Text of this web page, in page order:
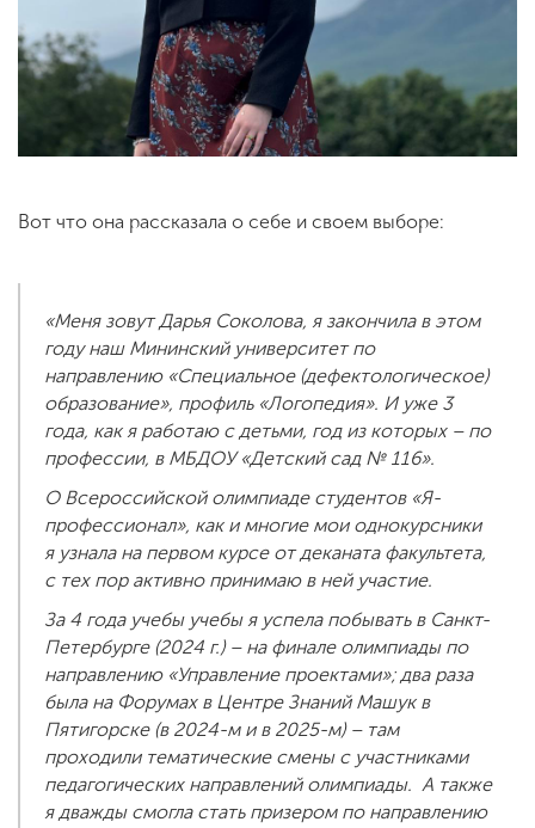
Вот что она рассказала о себе и своем выборе:
«Меня зовут Дарья Соколова, я закончила в этом
году наш Мининский университет по
направлению «Специальное (дефектологическое)
образование», профиль «Логопедия». И уже 3
года, как я работаю с детьми, год из которых – по
профессии, в МБДОУ «Детский сад № 116».
О Всероссийской олимпиаде студентов «Я-
профессионал», как и многие мои однокурсники
я узнала на первом курсе от деканата факультета,
с тех пор активно принимаю в ней участие.
За 4 года учебы учебы я успела побывать в Санкт-
Петербурге (2024 г.) – на финале олимпиады по
направлению «Управление проектами»; два раза
была на Форумах в Центре Знаний Машук в
Пятигорске (в 2024-м и в 2025-м) – там
проходили тематические смены с участниками
педагогических направлений олимпиады. А также
я дважды смогла стать призером по направлению